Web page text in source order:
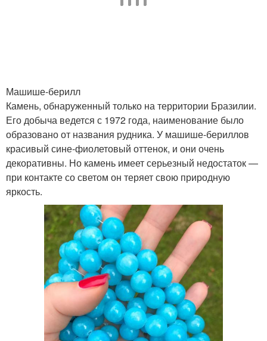
Машише-берилл
Камень, обнаруженный только на территории Бразилии.
Его добыча ведется с 1972 года, наименование было
образовано от названия рудника. У машише-бериллов
красивый сине-фиолетовый оттенок, и они очень
декоративны. Но камень имеет серьезный недостаток —
при контакте со светом он теряет свою природную
яркость.